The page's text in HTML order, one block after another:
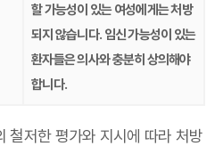
할 가능성이 있는 여성에게는 처방
되지 않습니다. 임신 가능성이 있는
환자들은 의사와 충분히 상의해야
합니다.
철저한 평가와 지시에 따라 처방